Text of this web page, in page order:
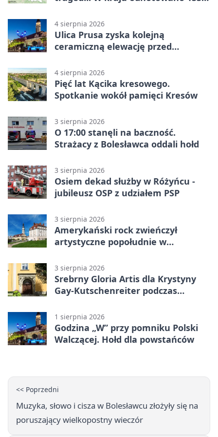
4 sierpnia 2026
Ulica Prusa zyska kolejną
ceramiczną elewację przed
4 sierpnia 2026
Pięć lat Kącika kresowego.
Spotkanie wokół pamięci Kresów
3 sierpnia 2026
O 17:00 stanęli na baczność.
Strażacy z Bolesławca oddali hołd
3 sierpnia 2026
Osiem dekad służby w Różyńcu -
jubileusz OSP z udziałem PSP
3 sierpnia 2026
Amerykański rock zwieńczył
artystyczne popołudnie w
3 sierpnia 2026
Srebrny Gloria Artis dla Krystyny
Gay-Kutschenreiter podczas
1 sierpnia 2026
Godzina „W” przy pomniku Polski
Walczącej. Hołd dla powstańców
<< Poprzedni
Muzyka, słowo i cisza w Bolesławcu złożyły się na
poruszający wielkopostny wieczór